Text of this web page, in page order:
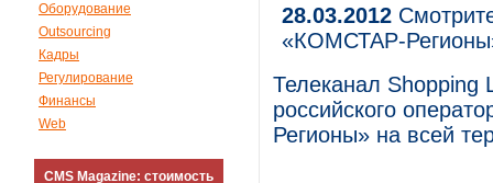
Оборудование
Outsourcing
Кадры
Регулирование
Финансы
Web
CMS Magazine: стоимость
28.03.2012
«КОМСТАР-
Телеканал Shopping
российского
Регионы» на всей